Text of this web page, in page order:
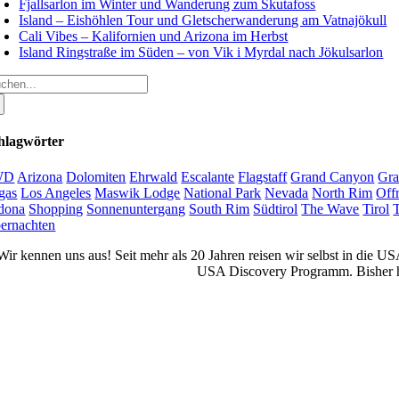
Fjallsarlon im Winter und Wanderung zum Skutafoss
Island – Eishöhlen Tour und Gletscherwanderung am Vatnajökull
Cali Vibes – Kalifornien und Arizona im Herbst
Island Ringstraße im Süden – von Vik i Myrdal nach Jökulsarlon
Arizona Dolomiten Ehrwald Escalante Flagstaff Grand Canyon
Los Angeles Maswik Lodge National Park Nevada North Rim
Shopping Sonnenuntergang South Rim Südtirol The Wave Tirol
kennen uns aus! Seit mehr als 20 Jahren reisen wir selbst in die
USA Discovery Programm. Bisher